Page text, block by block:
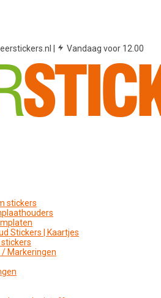
|
Vandaag voor 12.00
stickers
Stickers | Kaartjes
/ Markeringen